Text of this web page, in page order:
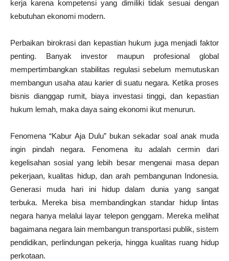
kerja karena kompetensi yang dimiliki tidak sesuai dengan
kebutuhan ekonomi modern.
Perbaikan birokrasi dan kepastian hukum juga menjadi faktor
penting. Banyak investor maupun profesional global
mempertimbangkan stabilitas regulasi sebelum memutuskan
membangun usaha atau karier di suatu negara. Ketika proses
bisnis dianggap rumit, biaya investasi tinggi, dan kepastian
hukum lemah, maka daya saing ekonomi ikut menurun.
Fenomena “Kabur Aja Dulu” bukan sekadar soal anak muda
ingin pindah negara. Fenomena itu adalah cermin dari
kegelisahan sosial yang lebih besar mengenai masa depan
pekerjaan, kualitas hidup, dan arah pembangunan Indonesia.
Generasi muda hari ini hidup dalam dunia yang sangat
terbuka. Mereka bisa membandingkan standar hidup lintas
negara hanya melalui layar telepon genggam. Mereka melihat
bagaimana negara lain membangun transportasi publik, sistem
pendidikan, perlindungan pekerja, hingga kualitas ruang hidup
perkotaan.